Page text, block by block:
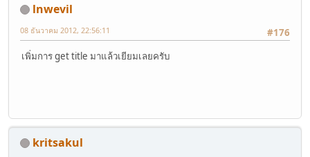
lnwevil
#176
08 ธันวาคม 2012, 22:56:11
เพิ่มการ get title มาแล้วเยียมเลยครับ
kritsakul